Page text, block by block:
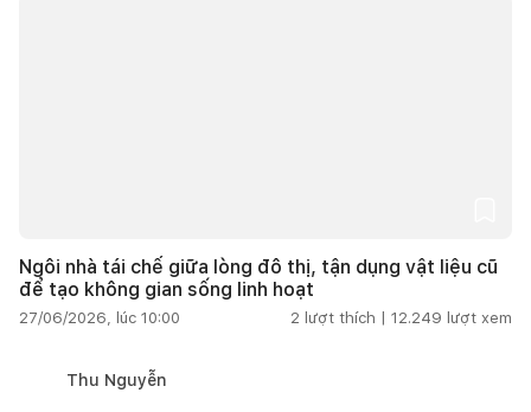
Ngôi nhà tái chế giữa lòng đô thị, tận dụng vật liệu cũ
để tạo không gian sống linh hoạt
27/06/2026, lúc 10:00 2 lượt thích | 12.249 lượt xem
Thu Nguyễn